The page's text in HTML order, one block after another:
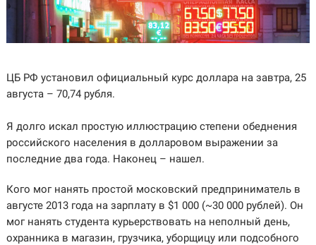
ЦБ РФ установил официальный курс доллара на завтра, 25
августа – 70,74 рубля.
Я долго искал простую иллюстрацию степени обеднения
российского населения в долларовом выражении за
последние два года. Наконец – нашел.
Кого мог нанять простой московский предприниматель в
августе 2013 года на зарплату в $1 000 (~30 000 рублей). Он
мог нанять студента курьерствовать на неполный день,
охранника в магазин, грузчика, уборщицу или подсобного